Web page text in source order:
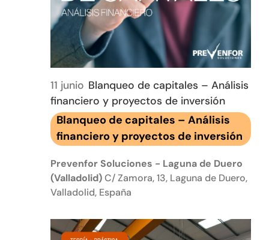
11 junio Blanqueo de capitales – Análisis
financiero y proyectos de inversión
Blanqueo de capitales – Análisis
financiero y proyectos de inversión
Prevenfor Soluciones - Laguna de Duero
(Valladolid)C/ Zamora, 13, Laguna de Duero,
Valladolid, España